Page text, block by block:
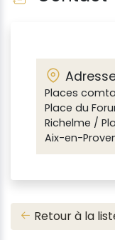
Places
Place du
Richelme /
Aix-en-
Retour à la